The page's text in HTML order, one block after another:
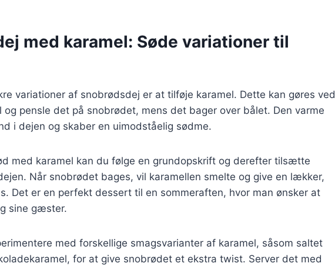
med karamel: Søde variationer til
variationer af snobrødsdej er at tilføje karamel. Dette kan gøres ved
og pensle det på snobrødet, mens det bager over bålet. Den varme
i dejen og skaber en uimodståelig sødme.
med karamel kan du følge en grundopskrift og derefter tilsætte
Når snobrødet bages, vil karamellen smelte og give en lækker,
Det er en perfekt dessert til en sommeraften, hvor man ønsker at
sine gæster.
med forskellige smagsvarianter af karamel, såsom saltet
for at give snobrødet et ekstra twist. Server det med